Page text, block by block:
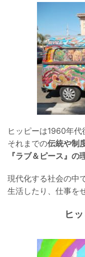
ヒッピーは1960年代
それまでの伝統や制
『ラブ＆ピース』の
現代化する社会の中
生活したり、仕事を
ヒ